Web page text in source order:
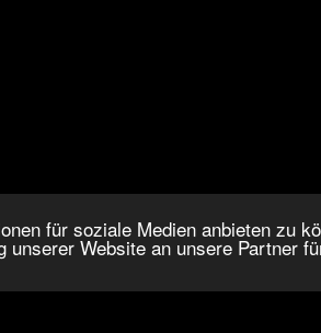
für soziale Medien anbieten zu
Website an unsere Partner